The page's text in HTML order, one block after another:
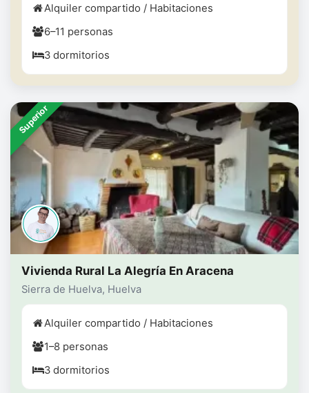
Alquiler compartido / Habitaciones
6–11 personas
3 dormitorios
Superior
Vivienda Rural La Alegría En Aracena
Sierra de Huelva, Huelva
Alquiler compartido / Habitaciones
1–8 personas
3 dormitorios